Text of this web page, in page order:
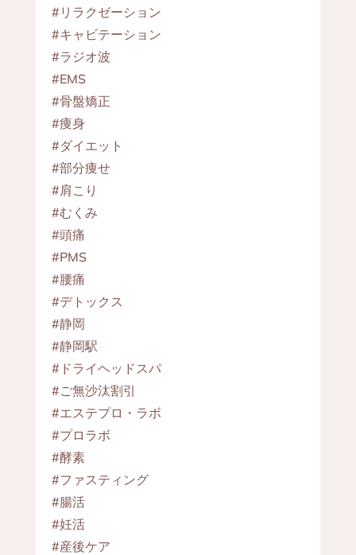
#リラクゼーション
#キャビテーション
#ラジオ波
#EMS
#骨盤矯正
#痩身
#ダイエット
#部分痩せ
#肩こり
#むくみ
#頭痛
#PMS
#腰痛
#デトックス
#静岡
#静岡駅
#ドライヘッドスパ
#ご無沙汰割引
#エステプロ・ラボ
#プロラボ
#酵素
#ファスティング
#腸活
#妊活
#産後ケア